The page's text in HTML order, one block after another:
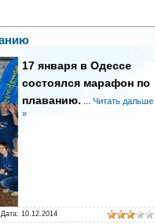
17 января в Одессе
состоялся марафон по
плаванию.
Читать дальше
»
Дата: 10.12.2014